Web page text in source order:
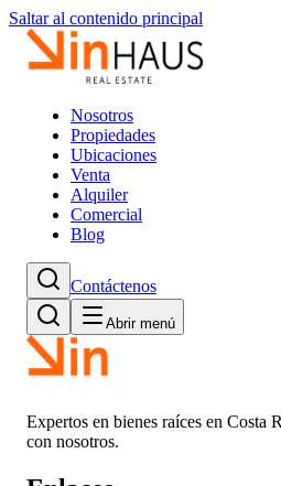
Saltar al contenido principal
Nosotros
Propiedades
Ubicaciones
Venta
Alquiler
Comercial
Blog
Contáctenos
Abrir menú
Expertos en bienes raíces en Costa
con nosotros.